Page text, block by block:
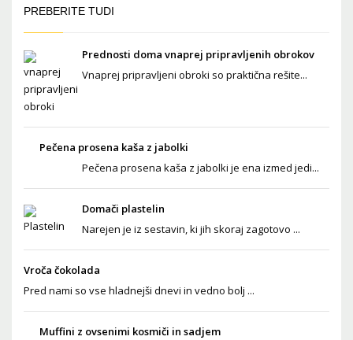
PREBERITE TUDI
Prednosti doma vnaprej pripravljenih obrokov
Vnaprej pripravljeni obroki so praktična rešite...
Pečena prosena kaša z jabolki
Pečena prosena kaša z jabolki je ena izmed jedi...
Domači plastelin
Narejen je iz sestavin, ki jih skoraj zagotovo ...
Vroča čokolada
Pred nami so vse hladnejši dnevi in vedno bolj ...
Muffini z ovsenimi kosmiči in sadjem